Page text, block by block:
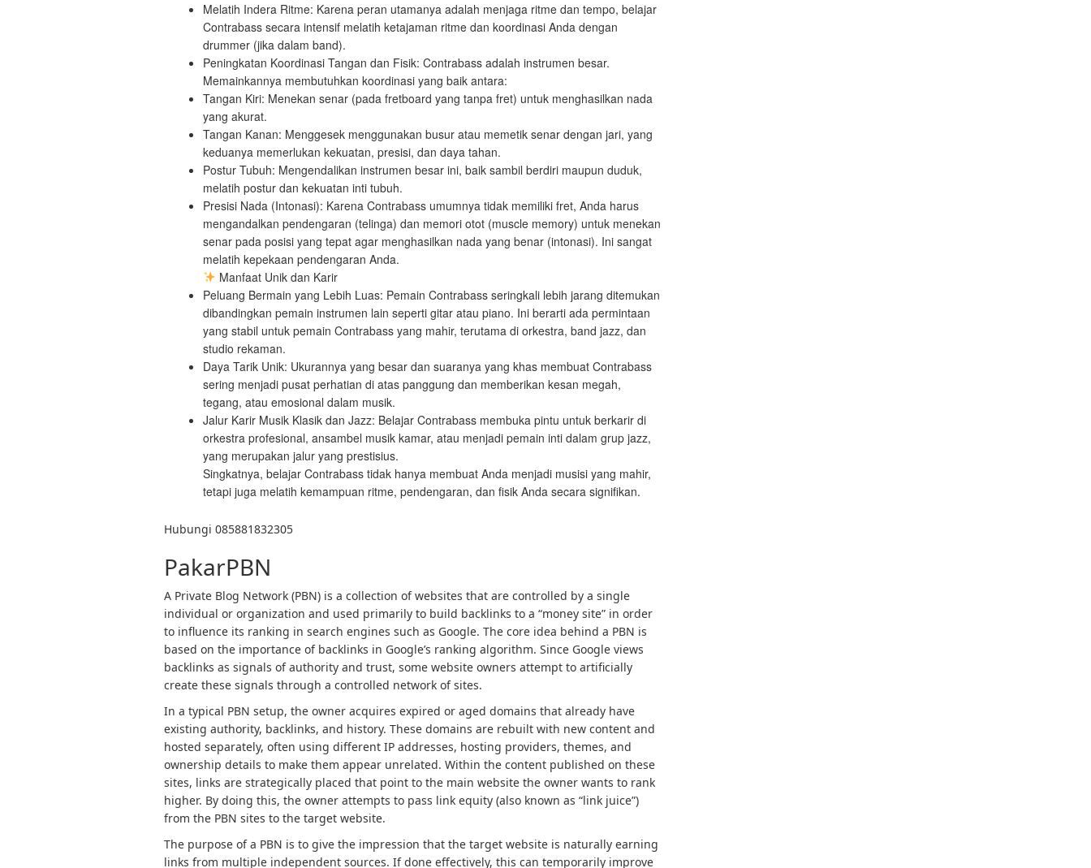
Melatih Indera Ritme: Karena peran utamanya adalah menjaga ritme dan tempo, belajar
Contrabass secara intensif melatih ketajaman ritme dan koordinasi Anda dengan
drummer (jika dalam band).
Peningkatan Koordinasi Tangan dan Fisik: Contrabass adalah instrumen besar.
Memainkannya membutuhkan koordinasi yang baik antara:
Tangan Kiri: Menekan senar (pada fretboard yang tanpa fret) untuk menghasilkan nada
yang akurat.
Tangan Kanan: Menggesek menggunakan busur atau memetik senar dengan jari, yang
keduanya memerlukan kekuatan, presisi, dan daya tahan.
Postur Tubuh: Mengendalikan instrumen besar ini, baik sambil berdiri maupun duduk,
melatih postur dan kekuatan inti tubuh.
Presisi Nada (Intonasi): Karena Contrabass umumnya tidak memiliki fret, Anda harus
mengandalkan pendengaran (telinga) dan memori otot (muscle memory) untuk menekan
senar pada posisi yang tepat agar menghasilkan nada yang benar (intonasi). Ini sangat
melatih kepekaan pendengaran Anda.
Manfaat Unik dan Karir
Peluang Bermain yang Lebih Luas: Pemain Contrabass seringkali lebih jarang ditemukan
dibandingkan pemain instrumen lain seperti gitar atau piano. Ini berarti ada permintaan
yang stabil untuk pemain Contrabass yang mahir, terutama di orkestra, band jazz, dan
studio rekaman.
Daya Tarik Unik: Ukurannya yang besar dan suaranya yang khas membuat Contrabass
sering menjadi pusat perhatian di atas panggung dan memberikan kesan megah,
tegang, atau emosional dalam musik.
Jalur Karir Musik Klasik dan Jazz: Belajar Contrabass membuka pintu untuk berkarir di
orkestra profesional, ansambel musik kamar, atau menjadi pemain inti dalam grup jazz,
yang merupakan jalur yang prestisius.
Singkatnya, belajar Contrabass tidak hanya membuat Anda menjadi musisi yang mahir,
tetapi juga melatih kemampuan ritme, pendengaran, dan fisik Anda secara signifikan.
Hubungi 085881832305
PakarPBN
A Private Blog Network (PBN) is a collection of websites that are controlled by a single
individual or organization and used primarily to build backlinks to a “money site” in order
to influence its ranking in search engines such as Google. The core idea behind a PBN is
based on the importance of backlinks in Google’s ranking algorithm. Since Google views
backlinks as signals of authority and trust, some website owners attempt to artificially
create these signals through a controlled network of sites.
In a typical PBN setup, the owner acquires expired or aged domains that already have
existing authority, backlinks, and history. These domains are rebuilt with new content and
hosted separately, often using different IP addresses, hosting providers, themes, and
ownership details to make them appear unrelated. Within the content published on these
sites, links are strategically placed that point to the main website the owner wants to rank
higher. By doing this, the owner attempts to pass link equity (also known as “link juice”)
from the PBN sites to the target website.
The purpose of a PBN is to give the impression that the target website is naturally earning
links from multiple independent sources. If done effectively, this can temporarily improve